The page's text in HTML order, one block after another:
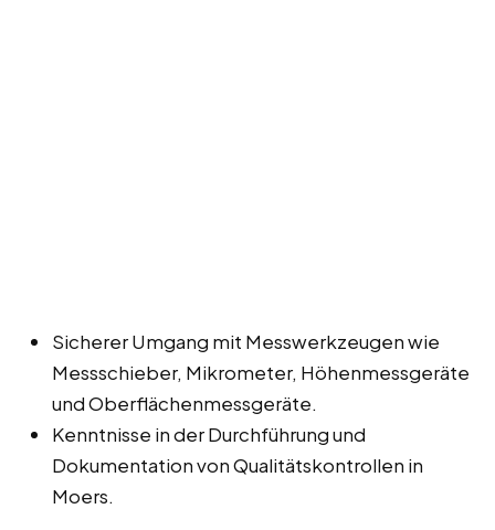
Sicherer Umgang mit Messwerkzeugen wie
Messschieber, Mikrometer, Höhenmessgeräte
und Oberflächenmessgeräte.
Kenntnisse in der Durchführung und
Dokumentation von Qualitätskontrollen in
Moers.